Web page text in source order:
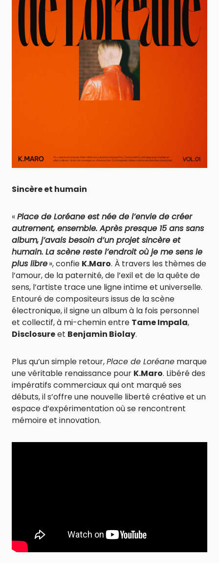
Sincère et humain
«Place de Loréane est née de l’envie de créer
autrement, ensemble. Après presque 15 ans sans
album, j’avais besoin d’un projet sincère et
humain. La scène reste l’endroit où je me sens le
plus libre», confie K.Maro. À travers les thèmes de
l’amour, de la paternité, de l’exil et de la quête de
sens, l’artiste trace une ligne intime et universelle.
Entouré de compositeurs issus de la scène
électronique, il signe un album à la fois personnel
et collectif, à mi-chemin entre Tame Impala,
Disclosureet Benjamin Biolay.
Plus qu’un simple retour,Place de Loréane marque
une véritable renaissance pour K.Maro. Libéré des
impératifs commerciaux qui ont marqué ses
débuts, il s’offre une nouvelle liberté créative et un
espace d’expérimentation où se rencontrent
mémoire et innovation.